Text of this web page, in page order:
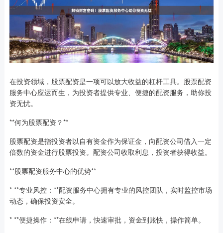
在投资领域，股票配资是一项可以放大收益的杠杆工具。股票配资
服务中心应运而生，为投资者提供专业、便捷的配资服务，助你投
资无忧。
**何为股票配资？**
股票配资是指投资者以自有资金作为保证金，向配资公司借入一定
倍数的资金进行股票投资。配资公司收取利息，投资者获得收益。
**股票配资服务中心的优势**
* **专业风控：**配资服务中心拥有专业的风控团队，实时监控市场
动态，确保投资安全。
* **便捷操作：**在线申请，快速审批，资金到账快，操作简单。